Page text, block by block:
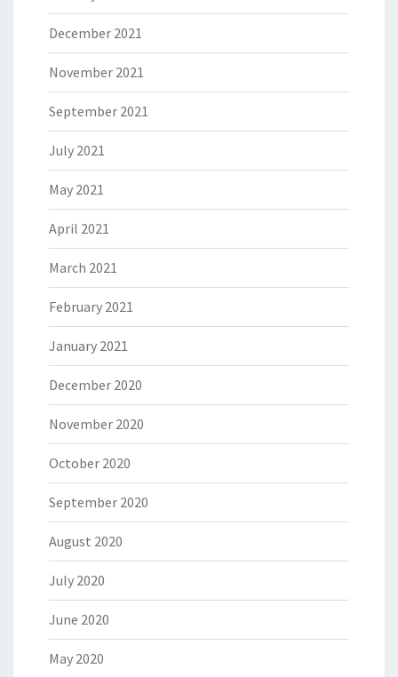
December 2021
November 2021
September 2021
July 2021
May 2021
April 2021
March 2021
February 2021
January 2021
December 2020
November 2020
October 2020
September 2020
August 2020
July 2020
June 2020
May 2020